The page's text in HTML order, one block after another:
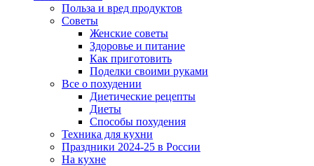
Польза и вред продуктов
Советы
Женские советы
Здоровье и питание
Как приготовить
Поделки своими руками
Все о похудении
Диетические рецепты
Диеты
Способы похудения
Техника для кухни
Праздники 2024-25 в России
На кухне